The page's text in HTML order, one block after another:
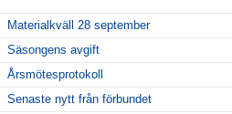
Materialkväll 28 september
Säsongens avgift
Årsmötesprotokoll
Senaste nytt från förbundet